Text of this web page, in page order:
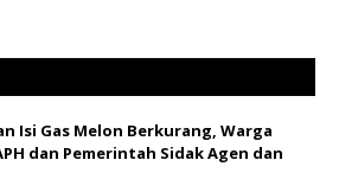
Isi Gas Melon Berkurang, Warga
dan Pemerintah Sidak Agen dan